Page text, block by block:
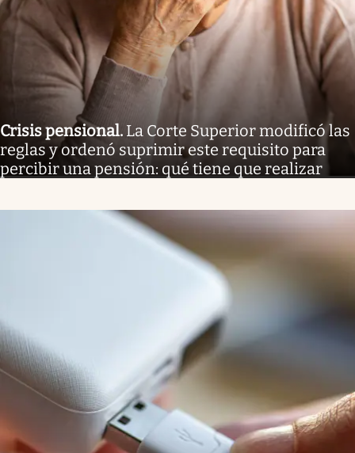
Crisis pensional. La Corte Superior modificó las
reglas y ordenó suprimir este requisito para
percibir una pensión: qué tiene que realizar